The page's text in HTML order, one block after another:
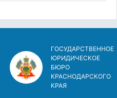
ГОСУДАРСТВЕННОЕ
ЮРИДИЧЕСКОЕ
БЮРО
КРАСНОДАРСКОГО
КРАЯ